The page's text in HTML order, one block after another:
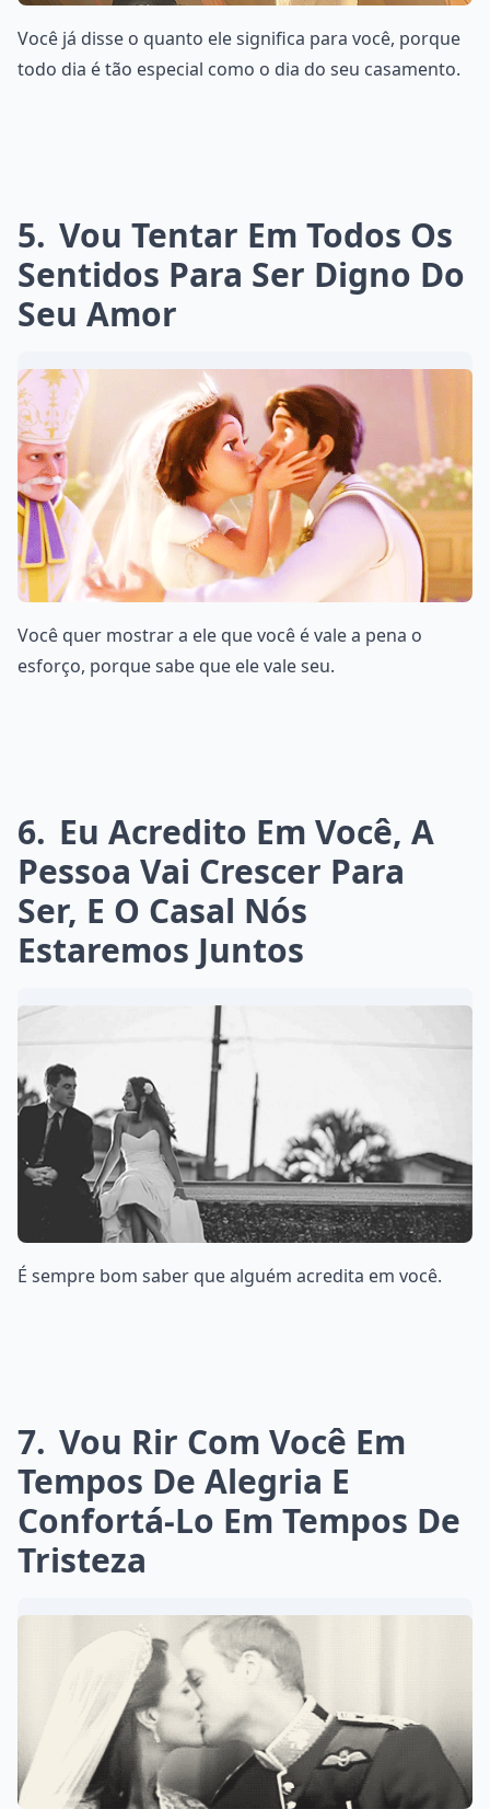
Você já disse o quanto ele significa para você, porque
todo dia é tão especial como o dia do seu casamento.
5 Vou Tentar Em Todos Os
Sentidos Para Ser Digno Do
Seu Amor
Você quer mostrar a ele que você é vale a pena o
esforço, porque sabe que ele vale seu.
6 Eu Acredito Em Você, A
Pessoa Vai Crescer Para
Ser, E O Casal Nós
Estaremos Juntos
É sempre bom saber que alguém acredita em você.
7 Vou Rir Com Você Em
Tempos De Alegria E
Confortá-Lo Em Tempos De
Tristeza